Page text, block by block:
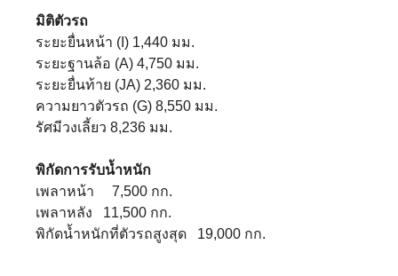
มิติตัวรถ
ระยะยื่นหน้า (I) 1,440 มม.
ระยะฐานล้อ (A) 4,750 มม.
ระยะยื่นท้าย (JA) 2,360 มม.
ความยาวตัวรถ (G) 8,550 มม.
รัศมีวงเลี้ยว 8,236 มม.
พิกัดการรับน้ำหนัก
เพลาหน้า 7,500 กก.
เพลาหลัง 11,500 กก.
พิกัดน้ำหนักที่ตัวรถสูงสุด 19,000 กก.